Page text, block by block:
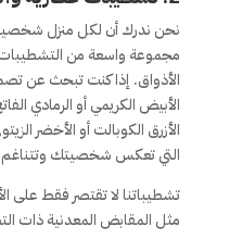
نحن ندرك أن لكل منزل
مجموعة واسعة من التشطيبات
الأذواق. إذا كنت تبحث عن
الأبيض الكريمي أو الرمادي
الأزرق الكوبالت أو الأخضر
التي تعكس شخصيتك وتتناغم
تشطيباتنا لا تقتصر فقط على
مثل المقابض المعدنية ذات